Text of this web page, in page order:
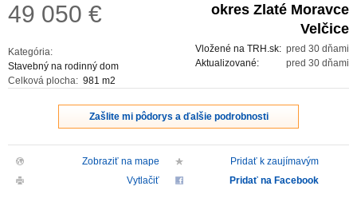
49 050 €
Kategória:
Stavebný na rodinný dom
Celková plocha: 981 m2
okres Zlaté Moravce
Velčice
pred 30 dňami
Vložené na TRH.sk:
pred 30 dňami
Aktualizované:
Zašlite mi pôdorys a ďalšie podrobnosti
Zobraziť na mape
Pridať k zaujímavým
Vytlačiť
Pridať na Facebook